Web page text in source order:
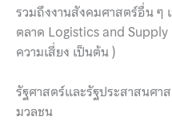
รวมถึงงานสังคมศาสตร์อื่น ๆ
ตลาด Logistics and
ความเสี่ยง เป็นต้น )
รัฐศาสตร์และรัฐประสาสนศา
มวลชน